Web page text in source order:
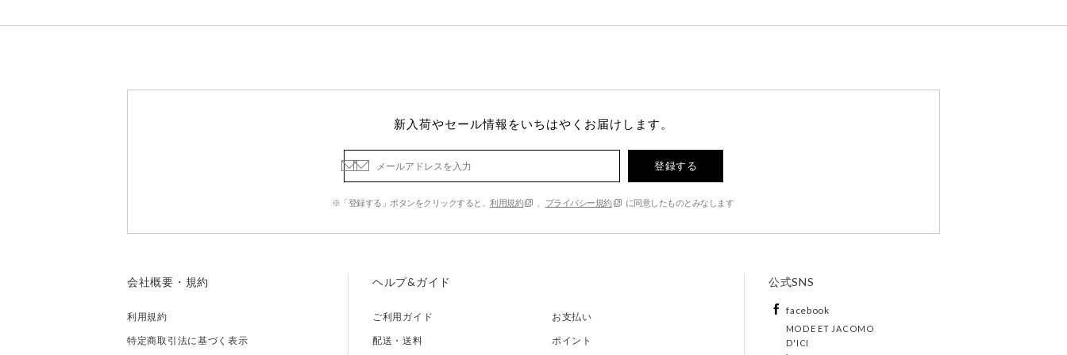
新入荷やセール情報をいちはやくお届けします。
登録する
※「登録する」ボタンをクリックすると、利用規約 プライバシー規約 に同意したものとみなします
会社概要・規約
利用規約
特定商取引法に基づく表示
ヘルプ&ガイド
ご利用ガイド
お支払い
配送・送料
ポイント
公式SNS
facebook
MODE ET JACOMO
D'ICI